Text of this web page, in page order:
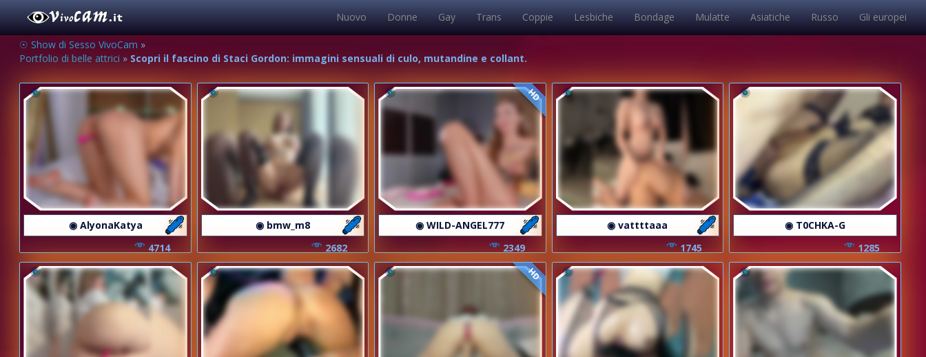
Nuovo Donne Gay Trans Coppie Lesbiche Bondage Mulatte Asiatiche Russo Gli europei
☉ Show di Sesso VivoCam »
Portfolio di belle attrici » Scopri il fascino di Staci Gordon: immagini sensuali di culo, mutandine e collant.
◉ AlyonaKatya
4714
◉ bmw_m8
2682
HD
◉ WILD-ANGEL777
2349
◉ vattttaaa
1745
◉ T0CHKA-G
1285
HD